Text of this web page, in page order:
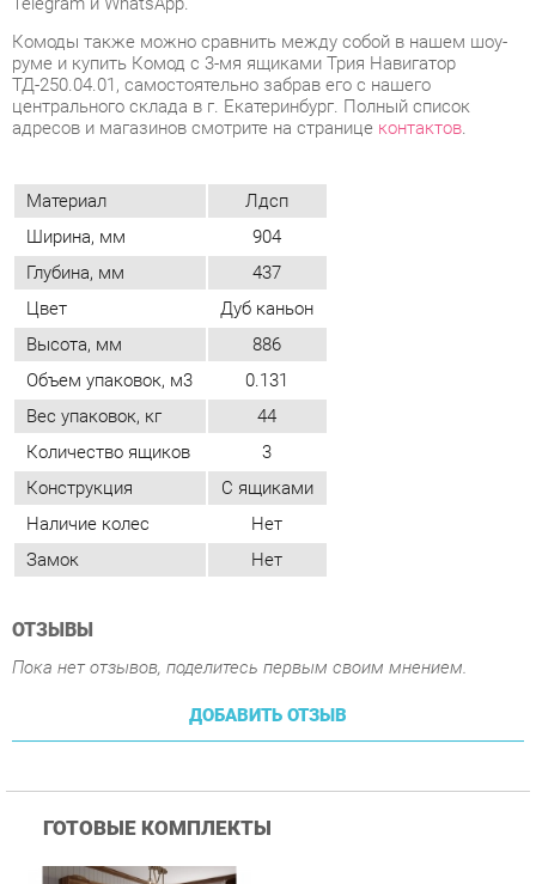
Материал
Ширина, мм
904
Глубина, мм
437
Цвет
Дуб каньон
Объем упаковок, м3
0.131
Вес упаковок, кг
44
Количество ящиков
3
Конструкция
С ящиками
Наличие колес
Замок Нет
ОТЗЫВЫ
Пока нет отзывов, поделитесь первым своим мнением.
ДОБАВИТЬ ОТЗЫВ
Детская Трия Навигатор